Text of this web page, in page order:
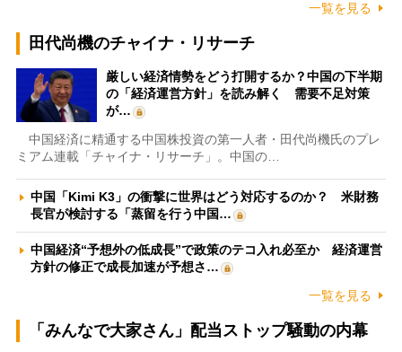
一覧を見る
田代尚機のチャイナ・リサーチ
厳しい経済情勢をどう打開するか？中国の下半期
の「経済運営方針」を読み解く 需要不足対策
が…
中国経済に精通する中国株投資の第一人者・田代尚機氏のプレ
ミアム連載「チャイナ・リサーチ」。中国の…
中国「Kimi K3」の衝撃に世界はどう対応するのか？ 米財務
長官が検討する「蒸留を行う中国…
中国経済“予想外の低成長”で政策のテコ入れ必至か 経済運営
方針の修正で成長加速が予想さ…
一覧を見る
「みんなで大家さん」配当ストップ騒動の内幕